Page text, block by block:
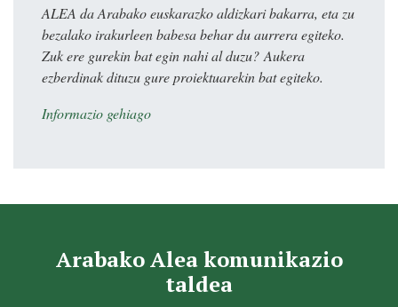
ALEA da Arabako euskarazko aldizkari bakarra, eta zu
bezalako irakurleen babesa behar du aurrera egiteko.
Zuk ere gurekin bat egin nahi al duzu? Aukera
ezberdinak dituzu gure proiektuarekin bat egiteko.
Informazio gehiago
Arabako Alea komunikazio
taldea